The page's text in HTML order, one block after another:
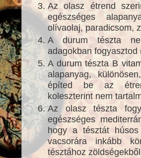
Az olasz étrend
egészséges
olívaolaj, paradicsom,
A durum tészta
adagokban
A durum tészta B
alapanyag,
építed be az
koleszterint nem
Az olasz tészta
egészséges
hogy a tésztát
vacsorára inkább
tésztához